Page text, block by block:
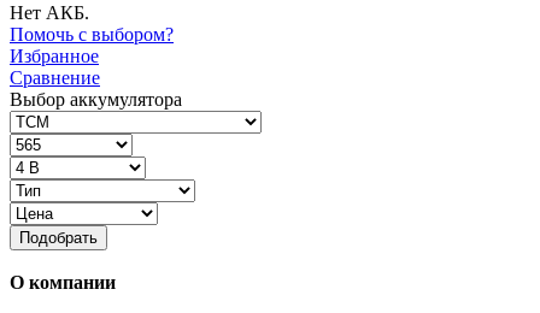
Нет АКБ.
Помочь с выбором?
Избранное
Сравнение
Выбор аккумулятора
Подобрать
О компании